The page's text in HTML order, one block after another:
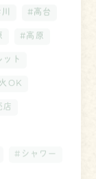
#高台
#高原
ト
OK
店
#シャワー